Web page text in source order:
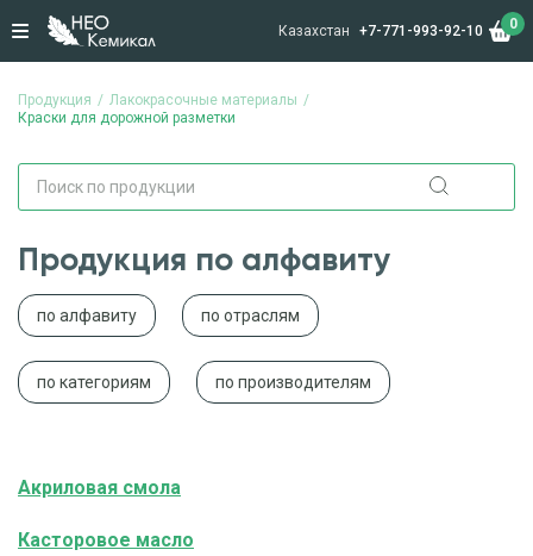
Казахстан +7-771-993-92-10 0
Продукция
Лакокрасочные материалы
Краски для дорожной разметки
Продукция по алфавиту
по алфавиту по отраслям
по категориям по производителям
Акриловая смола
Касторовое масло